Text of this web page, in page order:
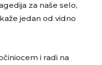
za naše selo,
jedan od vidno
i radi na